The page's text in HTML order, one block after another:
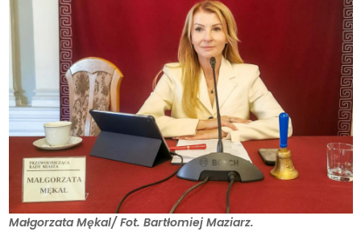
Małgorzata Mękal/ Fot. Bartłomiej Maziarz.